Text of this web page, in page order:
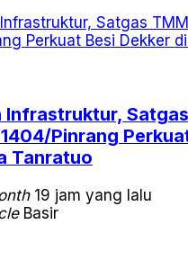
Infrastruktur,
Pinrang
Tanratuo
19 jam yang lalu
Basir